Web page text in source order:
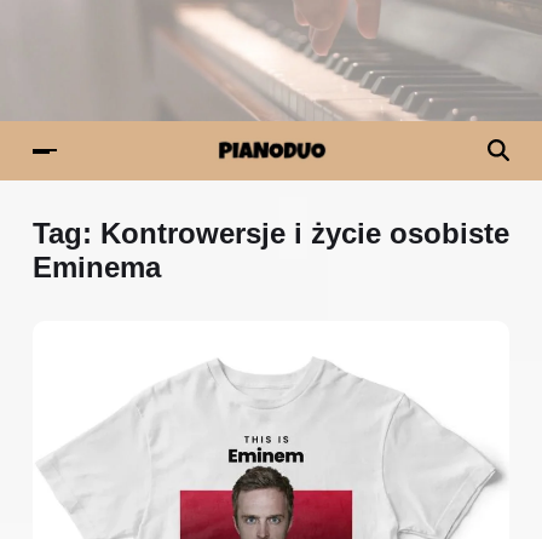
Tag: Kontrowersje i życie osobiste
Eminema